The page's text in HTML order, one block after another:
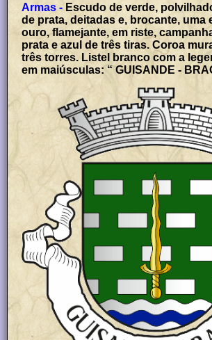
Armas - Escudo de verde,
de prata, deitadas e, brocante, uma
ouro, flamejante, em riste,
prata e azul de três tiras. Coroa
três torres. Listel branco com a
em maiúsculas: “ GUISANDE -